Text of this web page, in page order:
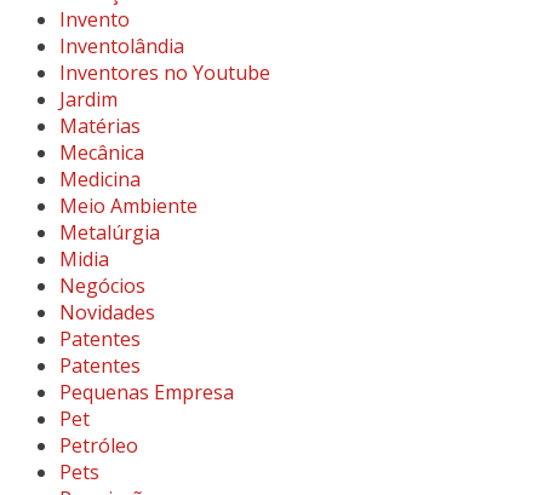
Invento
Inventolândia
Inventores no Youtube
Jardim
Matérias
Mecânica
Medicina
Meio Ambiente
Metalúrgia
Midia
Negócios
Novidades
Patentes
Patentes
Pequenas Empresa
Pet
Petróleo
Pets